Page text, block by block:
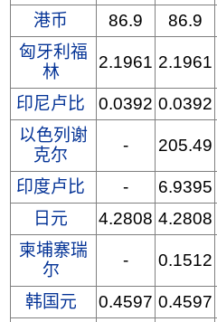
港币
86.9 86.9
匈牙利福
林
2.1961 2.1961
印尼卢比 0.0392 0.0392
以色列谢
克尔
- 205.49
印度卢比 - 6.9395
日元
4.2808 4.2808
柬埔寨瑞
尔
- 0.1512
韩国元 0.4597 0.4597